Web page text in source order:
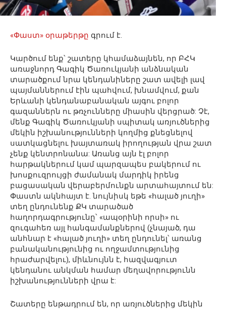
«Փաստ» օրաթերթը գրում է.
Կարծում ենք՝ շատերը կհամաձայնեն, որ ԲՀԿ
առաջնորդ Գագիկ Ծառուկյանի անձնական
տարածքում նրա կենդանիները շատ ավելի լավ
պայմաններում էին պահվում, խնամվում, քան
Երևանի կենդանաբանական այգու բոլոր
գազաններն ու թռչունները միասին վերցրած: Չէ,
մենք Գագիկ Ծառուկյանի սպիտակ առյուծներից
մեկին իշխանությունների կողմից քնեցնելով
սատկացնելու խայտառակ իրողության վրա շատ
չենք կենտրոնանա: Առանց այն էլ բոլոր
հարթակներում կամ պարզապես բակերում ու
խոսքուզրույցի ժամանակ մարդիկ իրենց
բացասական վերաբերմունքն արտահայտում են:
Փաստն ակնհայտ է. նույնիսկ եթե «հալած յուղի»
տեղ ընդունենք ՔԿ տարածած
հաղորդագրությունը՝ «ապօրինի որսի» ու
զուգահեռ այլ հանգամանքներով (չնայած, դա
անհնար է «հալած յուղի» տեղ ընդունել՝ առանց
բանականությունից ու ողջամտությունից
հրաժարվելու), միևնույնն է, հազվագյուտ
կենդանու անկման համար մեղավորությունն
իշխանությունների վրա է:
Շատերը ենթադրում են, որ առյուծներից մեկին